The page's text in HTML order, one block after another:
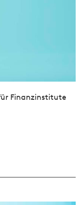
Finanzinstitute